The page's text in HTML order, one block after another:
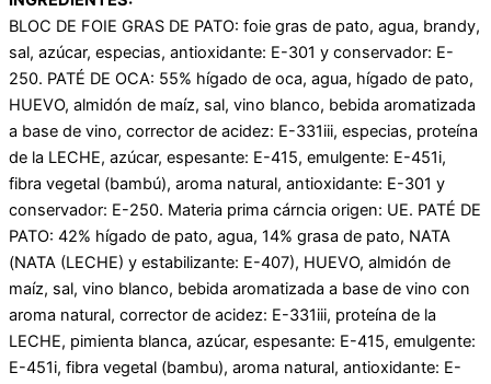
BLOC DE FOIE GRAS DE PATO: foie gras de pato, agua, brandy,
sal, azúcar, especias, antioxidante: E-301 y conservador: E-
250. PATÉ DE OCA: 55% hígado de oca, agua, hígado de pato,
HUEVO, almidón de maíz, sal, vino blanco, bebida aromatizada
a base de vino, corrector de acidez: E-331iii, especias, proteína
de la LECHE, azúcar, espesante: E-415, emulgente: E-451i,
fibra vegetal (bambú), aroma natural, antioxidante: E-301 y
conservador: E-250. Materia prima cárncia origen: UE. PATÉ DE
PATO: 42% hígado de pato, agua, 14% grasa de pato, NATA
(NATA (LECHE) y estabilizante: E-407), HUEVO, almidón de
maíz, sal, vino blanco, bebida aromatizada a base de vino con
aroma natural, corrector de acidez: E-331iii, proteína de la
LECHE, pimienta blanca, azúcar, espesante: E-415, emulgente:
E-451i, fibra vegetal (bambu), aroma natural, antioxidante: E-